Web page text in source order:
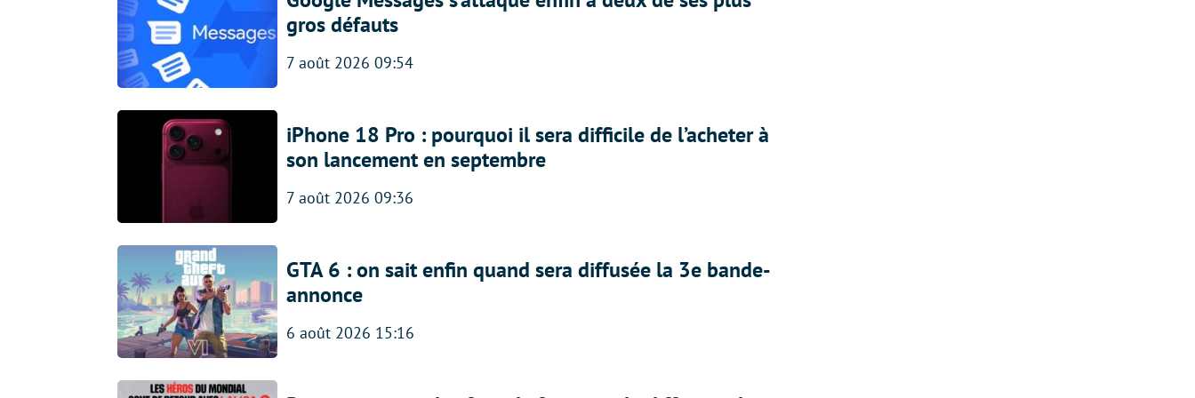
gros défauts
7 août 2026 09:54
iPhone 18 Pro : pourquoi il sera difficile de l’acheter à
son lancement en septembre
7 août 2026 09:36
GTA 6 : on sait enfin quand sera diffusée la 3e bande-
annonce
6 août 2026 15:16